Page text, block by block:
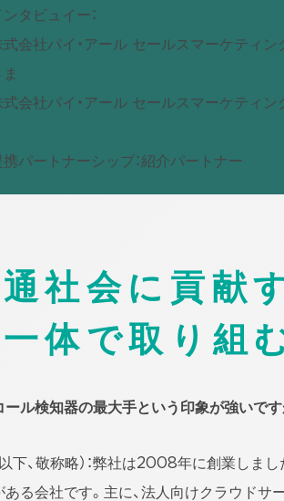
ンタビュイー：
式会社パイ・アール セールスマーケテ
ま
式会社パイ・アール セールスマーケティ
携パートナーシップ：紹介パートナー
社会に貢献
体で取り組
ール検知器の最大手という印象が強いです
以下、敬称略）：弊社は2008年に創業しま
ある会社です。主に、法人向けクラウド